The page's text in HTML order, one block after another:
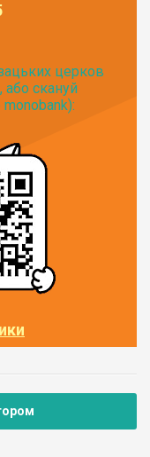
церков
або скануй
monobank):